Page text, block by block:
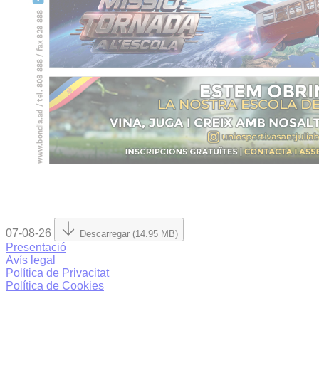
07-08-26 Descarregar (14.95 MB)
Presentació
Avís legal
Política de Privacitat
Política de Cookies